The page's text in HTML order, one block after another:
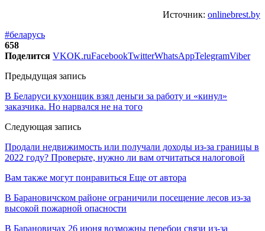
Источник: onlinebrest.by
#беларусь
658
Поделится VKOK.ruFacebookTwitterWhatsAppTelegramViber
Предыдущая запись
В Беларуси кухонщик взял деньги за работу и «кинул»
заказчика. Но нарвался не на того
Следующая запись
Продали недвижимость или получали доходы из-за границы в
2022 году? Проверьте, нужно ли вам отчитаться налоговой
Вам также могут понравиться Еще от автора
В Барановичском районе ограничили посещение лесов из-за
высокой пожарной опасности
В Барановичах 26 июня возможны перебои связи из-за